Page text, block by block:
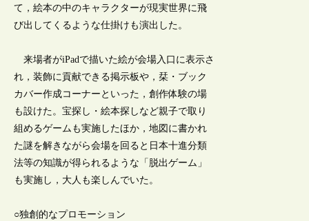
て，絵本の中のキャラクターが現実世界に飛
び出してくるような仕掛けも演出した。
来場者がiPadで描いた絵が会場入口に表示さ
れ，装飾に貢献できる掲示板や，栞・ブック
カバー作成コーナーといった，創作体験の場
も設けた。宝探し・絵本探しなど親子で取り
組めるゲームも実施したほか，地図に書かれ
た謎を解きながら会場を回ると日本十進分類
法等の知識が得られるような「脱出ゲーム」
も実施し，大人も楽しんでいた。
○独創的なプロモーション